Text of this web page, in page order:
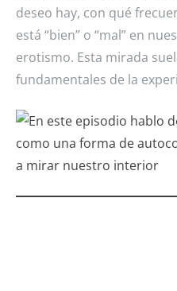
deseo hay, con qué
está “bien” o “mal” en
erotismo. Esta mirada
fundamentales de la